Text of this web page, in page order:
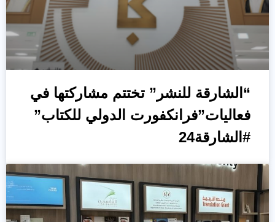
“الشارقة للنشر” تختتم مشاركتها في
فعاليات”فرانكفورت الدولي للكتاب”
#الشارقة24